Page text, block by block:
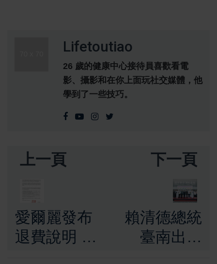
Lifetoutiao
26 歲的健康中心接待員喜歡看電
影、攝影和在你上面玩社交媒體，他
學到了一些技巧。
上一頁
愛爾麗發布
退費說明 北
下一頁
賴清德總統
臺南出席